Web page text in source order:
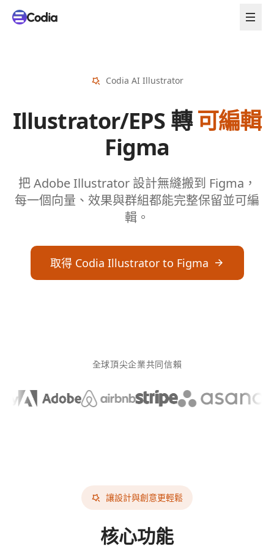
Codia AI Illustrator
Illustrator/EPS 轉 可編輯
Figma
把 Adobe Illustrator 設計無縫搬到 Figma，
每一個向量、效果與群組都能完整保留並可編
輯。
取得 Codia Illustrator to Figma
全球頂尖企業共同信賴
讓設計與創意更輕鬆
核心功能